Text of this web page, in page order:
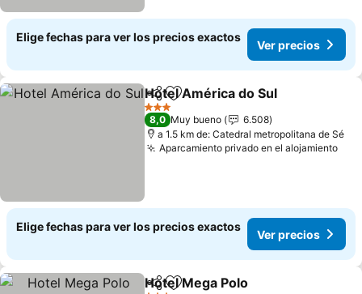
Elige fechas para ver los precios exactos
Ver precios
CompartirAgregar a favoritos
Hotel América do Sul
3 Estrellas
8,0 Muy bueno
6.508
a 1.5 km de: Catedral metropolitana de Sé
Aparcamiento privado en el alojamiento
Elige fechas para ver los precios exactos
Ver precios
Compartir
Hotel Mega Polo